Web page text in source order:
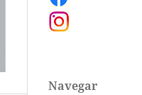
Navegar